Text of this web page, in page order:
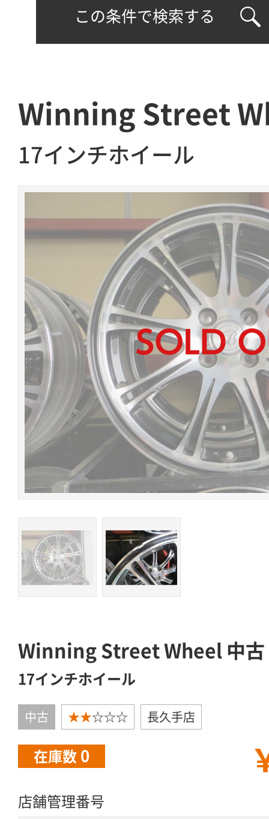
この条件で検索する
Winning Street
17インチホイール
Winning Street Wheel 中古
17インチホイール
中古 ★★☆☆☆ 長久手店
在庫数 0
店舗管理番号